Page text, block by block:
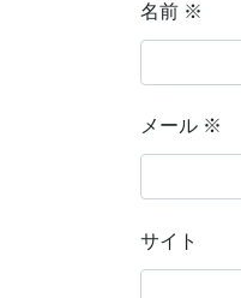
名前 ※
メール ※
サイト